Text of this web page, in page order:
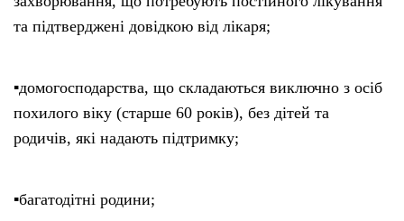
та підтверджені довідкою від лікаря;
▪️домогосподарства, що складаються виключно з осіб
похилого віку (старше 60 років), без дітей та
родичів, які надають підтримку;
▪️багатодітні родини;